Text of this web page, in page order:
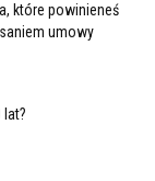
które powinieneś
umowy
lat?